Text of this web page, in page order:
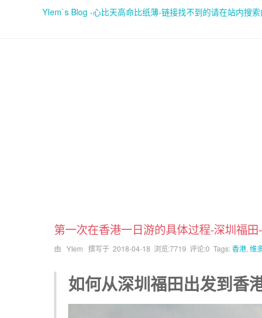
YIem`s Blog -心比天高命比纸薄-链接找不到的请在站内搜索
第一次在香港一日游的具体过程-深圳福
由 YIem 撰写于 2018-04-18 浏览:7719 评论:0 Tags:香港, 维
如何从深圳福田出发到香